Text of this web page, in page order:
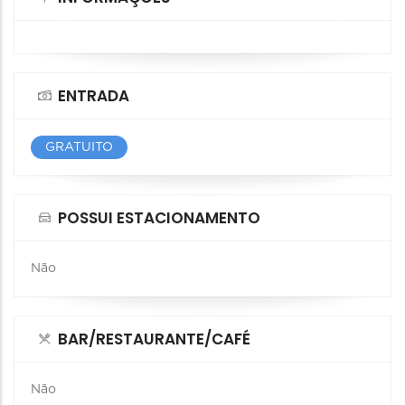
ENTRADA
GRATUITO
POSSUI ESTACIONAMENTO
Não
BAR/RESTAURANTE/CAFÉ
Não